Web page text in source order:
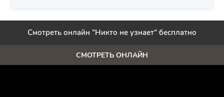
Смотреть онлайн "Никто не узнает" бесплатно
СМОТРЕТЬ ОНЛАЙН